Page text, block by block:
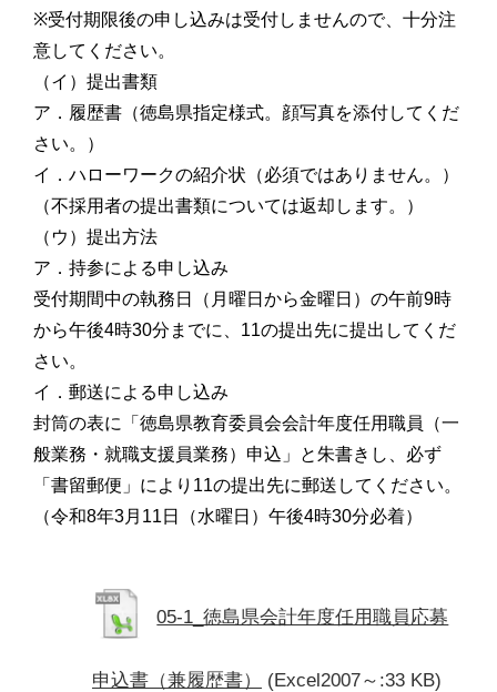
※受付期限後の申し込みは受付しませんので、十分注
意してください。
（イ）提出書類
ア．履歴書（徳島県指定様式。顔写真を添付してくだ
さい。）
イ．ハローワークの紹介状（必須ではありません。）
（不採用者の提出書類については返却します。）
（ウ）提出方法
ア．持参による申し込み
受付期間中の執務日（月曜日から金曜日）の午前9時
から午後4時30分までに、11の提出先に提出してくだ
さい。
イ．郵送による申し込み
封筒の表に「徳島県教育委員会会計年度任用職員（一
般業務・就職支援員業務）申込」と朱書きし、必ず
「書留郵便」により11の提出先に郵送してください。
（令和8年3月11日（水曜日）午後4時30分必着）
05-1_徳島県会計年度任用職員応募
申込書（兼履歴書） (Excel2007～:33 KB)